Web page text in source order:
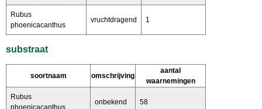
Rubus
phoenicacanthus
vruchtdragend 1
substraat
soortnaam omschrijving
aantal
waarnemingen
Rubus
phoenicacanthus
onbekend 58